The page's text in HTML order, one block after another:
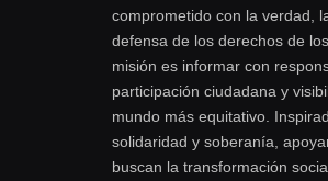
comprometido con la verdad,
defensa de los derechos de
misión es informar con
participación ciudadana y
mundo más equitativo.
solidaridad y soberanía,
buscan la transformación